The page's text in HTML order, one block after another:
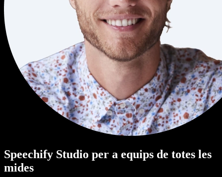
Speechify Studio per a equips de totes les
mides